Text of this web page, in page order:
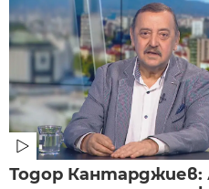
Тодор Кантарджиев: